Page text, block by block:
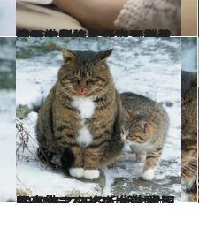
2023.2.26
竹野内豊さんや上野樹里さんの朗読を通じて美意識に触れ…「ネコメンタリー」制作者が猫から教わったこと
カルチャー
2022.12.7
まるでマヌルネコ！ 雪国にゃんこの 冬毛は氷点下OKのモフモフ仕様に♪ 佐々木まことの犬猫脱力写真館
ライフスタイル